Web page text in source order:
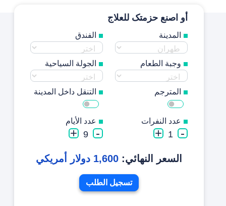
أو اصنع حزمتک للعلاج
المدينة الفندق
وجبة الطعام الجولة السیاحية
المترجم التنقل داخل المدينة
عدد النفرات
-
1
+
عدد الأیام
-
9
+
السعر النهائي: 1,600 دولار أمريکي
تسجیل الطلب